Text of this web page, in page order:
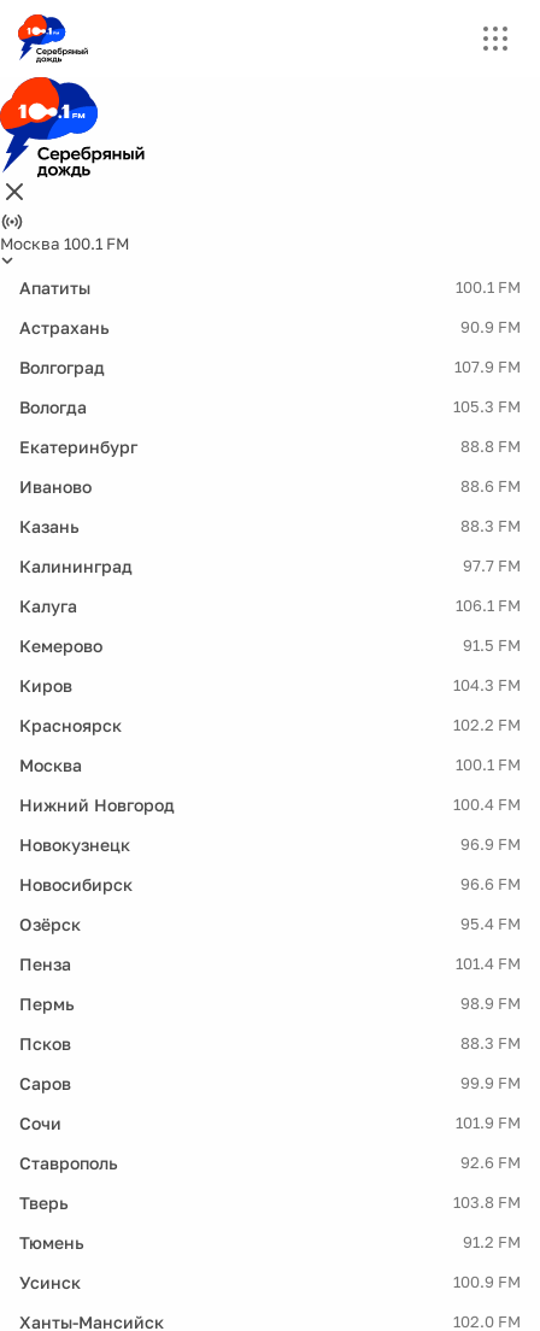
Москва 100.1 FM
Апатиты 100.1 FM
Астрахань 90.9 FM
Волгоград 107.9 FM
Вологда 105.3 FM
Екатеринбург 88.8 FM
Иваново 88.6 FM
Казань 88.3 FM
Калининград 97.7 FM
Калуга 106.1 FM
Кемерово 91.5 FM
Киров 104.3 FM
Красноярск 102.2 FM
Москва 100.1 FM
Нижний Новгород 100.4 FM
Новокузнецк 96.9 FM
Новосибирск 96.6 FM
Озёрск 95.4 FM
Пенза 101.4 FM
Пермь 98.9 FM
Псков 88.3 FM
Саров 99.9 FM
Сочи 101.9 FM
Ставрополь 92.6 FM
Тверь 103.8 FM
Тюмень 91.2 FM
Усинск 100.9 FM
Ханты-Мансийск 102.0 FM